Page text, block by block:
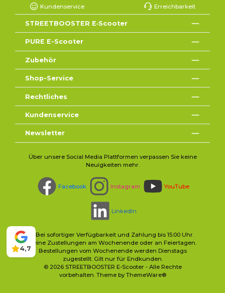
Kundenservice Erreichbarkeit
STREETBOOSTER E‑Scooter
PURE E-Scooter
Zubehör
Shop-Service
Rechtliches
Kundenservice
Newsletter
Über unsere Social Media Plattformen verpassen Sie keine
Neuigkeiten mehr.
Facebook Instagram YouTube
LinkedIn
* Bei sofortiger Verfügbarkeit und Zahlung bis 15:00 Uhr.
Keine Zustellungen am Wochenende oder an Feiertagen.
Bestellungen vom Wochenende werden Dienstags
zugestellt. Gilt nur für Endkunden.
4,7
© 2026 STREETBOOSTER E-Scooter - Alle Rechte
vorbehalten. Theme by ThemeWare®